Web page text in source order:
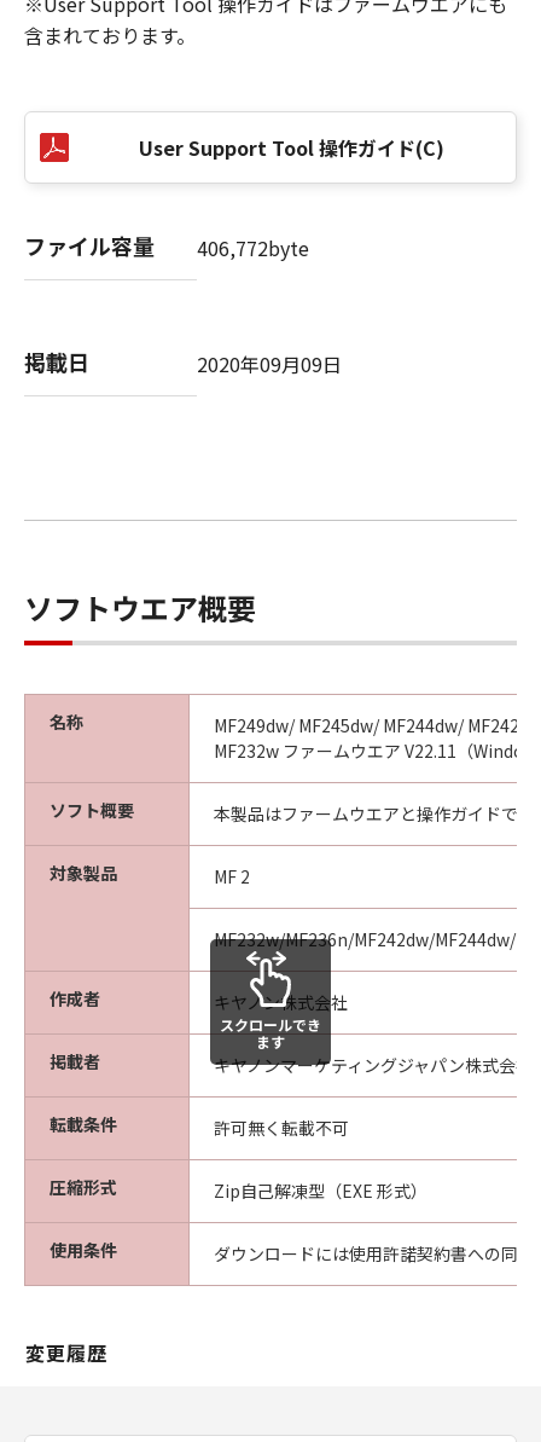
含まれております。
User Support Tool 操作ガイド(C)
ファイル容量 406,772byte
掲載日 2020年09月09日
ソフトウエア概要
名称
MF249dw/ MF245dw/ MF244dw/
MF232w ファームウエア V22.11（
ソフト概要 本製品はファームウエアと操作ガイドです
対象製品 MF 2
MF232w/MF236n/MF242dw/MF244dw/
作成者 キヤノン株式会社
掲載者 キヤノンマーケティングジャパン株式会社
転載条件 許可無く転載不可
圧縮形式 Zip自己解凍型（EXE 形式）
使用条件 ダウンロードには使用許諾契約書への同意
スクロールでき
ます
変更履歴